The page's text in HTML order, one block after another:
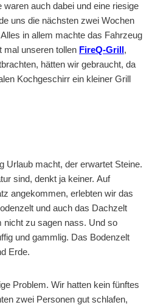
waren auch dabei und eine riesige
uns die nächsten zwei Wochen
in allem machte das Fahrzeug
mal unseren tollen FireQ-Grill,
hätten wir gebraucht, da
Kochgeschirr ein kleiner Grill
Urlaub macht, der erwartet Steine.
sind, denkt ja keiner. Auf
angekommen, erlebten wir das
und auch das Dachzelt
nicht zu sagen nass. Und so
und gammlig. Das Bodenzelt
Erde.
Problem. Wir hatten kein fünftes
zwei Personen gut schlafen,